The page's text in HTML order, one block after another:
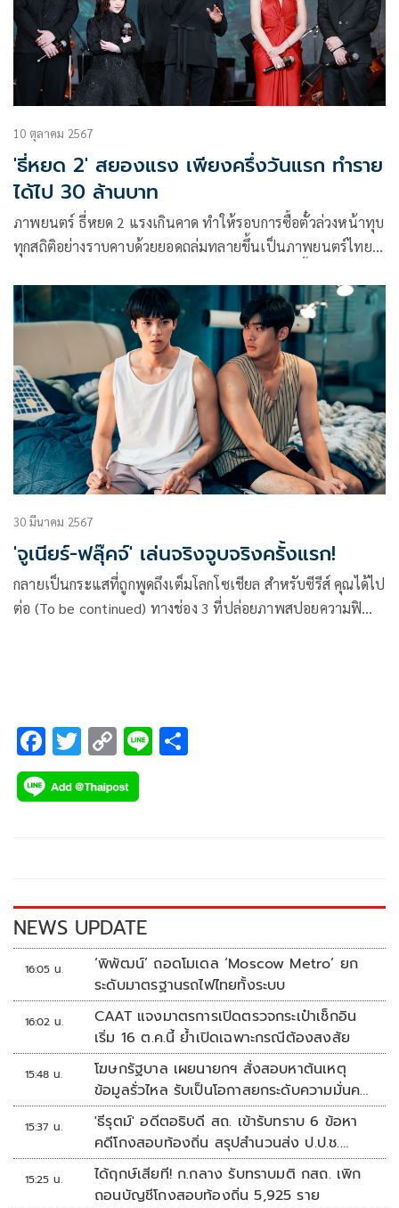
10 ตุลาคม 2567
'ธี่หยด 2' สยองแรง เพียงครึ่งวันแรก ทำราย
ได้ไป 30 ล้านบาท
ภาพยนตร์ ธี่หยด 2 แรงเกินคาด ทำให้รอบการซื้อตั๋วล่วงหน้าทุบ
ทุกสถิติอย่างราบคาบด้วยยอดถล่มทลายขึ้นเป็นภาพยนตร์ไทย
ในระบบ IMAX ก็เป็นขึ้นเป็นอันดับหนึ่งของภาพยนตร์ไทยใน
ขณะนี้ รวมถึงยอดซื้อตั๋วล่วงหน้าก็ชนะภาพยนตร์ทุกเรื่องของปีนี้
อีกด้วย และล่าสุดเพียงครึ่งวันแรกที่เข้าฉายก็ทำรายได้ทั่ว
ประเทศไป 30 ล้านบาทแล้ว
30 มีนาคม 2567
'จูเนียร์-ฟลุ๊คจ์' เล่นจริงจูบจริงครั้งแรก!
กลายเป็นกระแสที่ถูกพูดถึงเต็มโลกโซเชียล สำหรับซีรีส์ คุณได้ไป
ต่อ (To be continued) ทางช่อง 3 ที่ปล่อยภาพสปอยความฟิ
ร้อนแรงจนแทบจะเป็นลม
F
ac
e
k
T
wi
tt
C
o
p
k
Li
NEWS UPDATE
16:05 น.
‘พิพัฒน์’ ถอดโมเดล ‘Moscow Metro’ ยก
ระดับมาตรฐานรถไฟไทยทั้งระบบ
16:02 น.
CAAT แจงมาตรการเปิดตรวจกระเป๋าเช็กอิน
เริ่ม 16 ต.ค.นี้ ย้ำเปิดเฉพาะกรณีต้องสงสัย
15:48 น.
โฆษกรัฐบาล เผยนายกฯ สั่งสอบหาต้นเหตุ
ข้อมูลรั่วไหล รับเป็นโอกาสยกระดับความมั่นคง
ปลอดภัยข้อมูลภาครัฐทั้งระบบ
15:37 น.
'ธีรุตม์' อดีตอธิบดี สถ. เข้ารับทราบ 6 ข้อหา
คดีโกงสอบท้องถิ่น สรุปสำนวนส่ง ป.ป.ช.
สัปดาห์หน้า
15:25 น.
ได้ฤกษ์เสียที! ก.กลาง รับทราบมติ กสถ. เพิก
ถอนบัญชีโกงสอบท้องถิ่น 5,925 ราย